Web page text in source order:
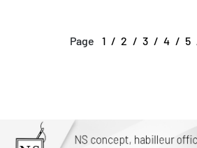
Page 1 2 3 4 5